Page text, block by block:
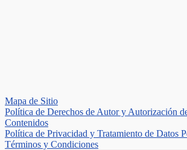
Mapa de Sitio
Política de Derechos de Autor y Autorización
Contenidos
Política de Privacidad y Tratamiento de Datos
Términos y Condiciones